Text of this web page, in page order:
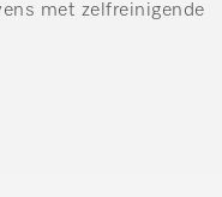
met zelfreinigende